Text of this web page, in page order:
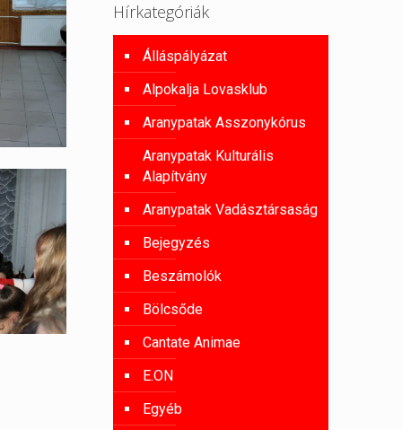
Hírkategóriák
Álláspályázat
Alpokalja Lovasklub
Aranypatak Asszonykórus
Aranypatak Kulturális
Alapítvány
Aranypatak Vadásztársaság
Bejegyzés
Beszámolók
Bölcsőde
Cantate Animae
E.ON
Egyéb